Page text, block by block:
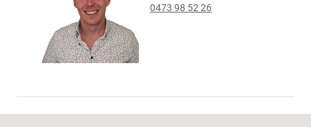
0473 98 52 26